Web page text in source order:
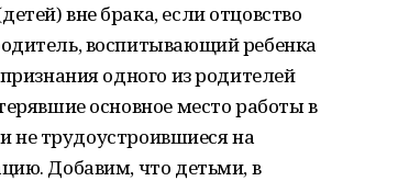
вне брака, если отцовство
воспитывающий ребенка
одного из родителей
основное место работы в
не трудоустроившиеся на
Добавим, что детьми, в